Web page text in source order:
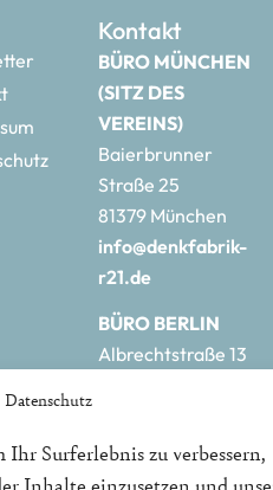
Datenschutz
Surferlebnis zu verbessern,
Kontakt
BÜRO MÜNCHEN
(SITZ DES
VEREINS)
Baierbrunner
Straße 25
81379 München
info@denkfabrik-
r21.de
BÜRO BERLIN
Albrechtstraße 13
r21.de